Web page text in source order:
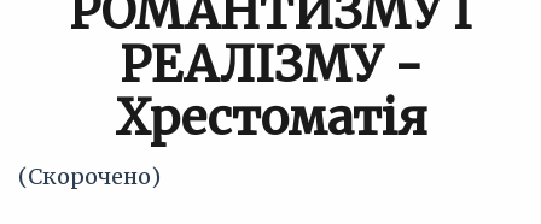
РОМАНТИЗМУ І
РЕАЛІЗМУ -
Хрестоматія
(Скорочено)